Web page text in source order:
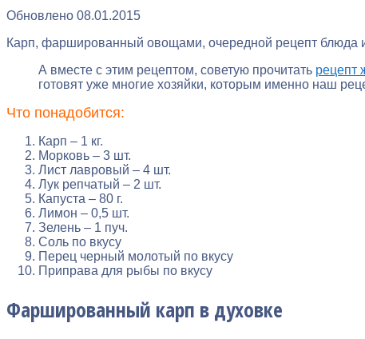
Обновлено 08.01.2015
Карп, фаршированный овощами, очередной рецепт блюда
А вместе с этим рецептом, советую прочитать рецепт
готовят уже многие хозяйки, которым именно наш
Что понадобится:
Карп – 1 кг.
Морковь – 3 шт.
Лист лавровый – 4 шт.
Лук репчатый – 2 шт.
Капуста – 80 г.
Лимон – 0,5 шт.
Зелень – 1 пуч.
Соль по вкусу
Перец черный молотый по вкусу
Приправа для рыбы по вкусу
Фаршированный карп в духовке